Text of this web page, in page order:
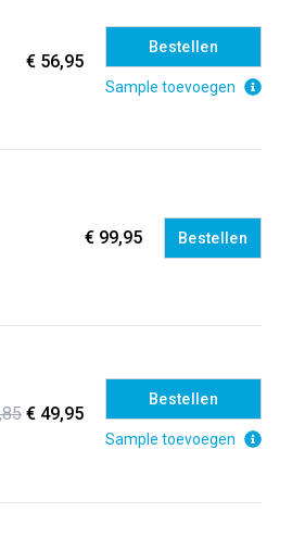
€ 56,95
Bestellen
Sample toevoegen
€ 99,95 Bestellen
€ 49,95
Bestellen
Sample toevoegen